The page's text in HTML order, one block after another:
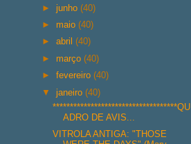
►junho(40)
► maio(40)
►abril(40)
► março(40)
►fevereiro(40)
▼janeiro(40)
************************************QU
ADRO DE AVIS...
VITROLA ANTIGA: "THOSE